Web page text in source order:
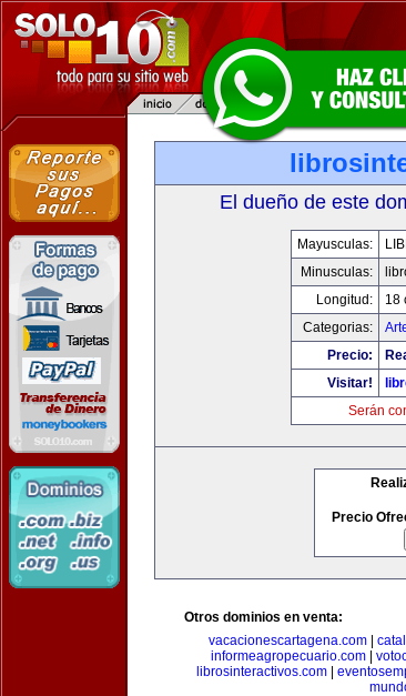
El dueño de este
Mayusculas:
Minusculas:
Longitud:
18
Categorias:
Precio:
Visitar!
Serán
Precio
Otros dominios en venta:
vacacionescartagena.com
informeagropecuario.com|
librosinteractivos.com|